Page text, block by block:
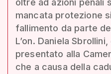
oltre ad azioni penali
mancata protezione
fallimento da parte
L’on. Daniela
presentato alla
che a causa della